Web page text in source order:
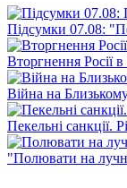
Підсумки 07.08:
Вторгнення Росії
Війна на
Пекельні
"Полювати на